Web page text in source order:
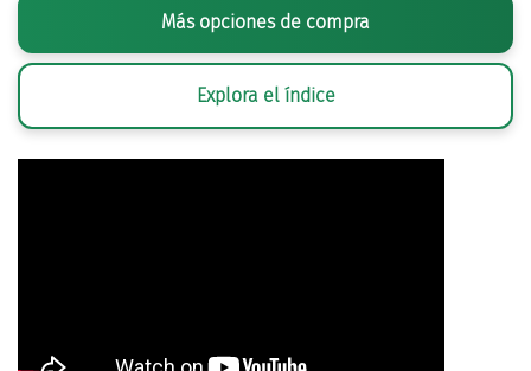
Más opciones de compra
Explora el índice